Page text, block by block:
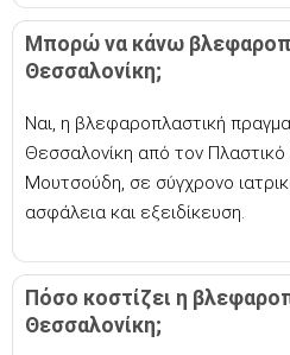
Μπορώ να κάνω
Θεσσαλονίκη;
Ναι, η βλεφαροπλαστική
Θεσσαλονίκη από τον
Μουτσούδη, σε σύγχρονο
ασφάλεια και εξειδίκευση.
Πόσο κοστίζει η
Θεσσαλονίκη;